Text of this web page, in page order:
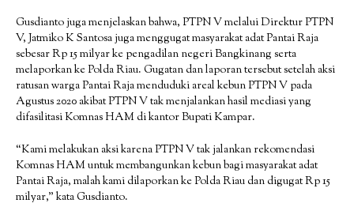
Gusdianto juga menjelaskan bahwa, PTPN V melalui Direktur PTPN
V, Jatmiko K Santosa juga menggugat masyarakat adat Pantai Raja
sebesar Rp 15 milyar ke pengadilan negeri Bangkinang serta
melaporkan ke Polda Riau. Gugatan dan laporan tersebut setelah aksi
ratusan warga Pantai Raja menduduki areal kebun PTPN V pada
Agustus 2020 akibat PTPN V tak menjalankan hasil mediasi yang
difasilitasi Komnas HAM di kantor Bupati Kampar.
“Kami melakukan aksi karena PTPN V tak jalankan rekomendasi
Komnas HAM untuk membangunkan kebun bagi masyarakat adat
Pantai Raja, malah kami dilaporkan ke Polda Riau dan digugat Rp 15
milyar,” kata Gusdianto.